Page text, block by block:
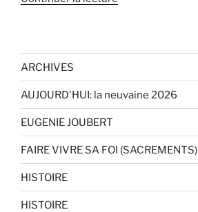
voudrait
« faire
communion »
en
ARCHIVES
AUJOURD'HUI: la neuvaine 2026
EUGENIE JOUBERT
FAIRE VIVRE SA FOI (SACREMENTS)
HISTOIRE
HISTOIRE